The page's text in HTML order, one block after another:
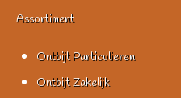
Assortiment
Ontbijt Particulieren
Ontbijt Zakelijk